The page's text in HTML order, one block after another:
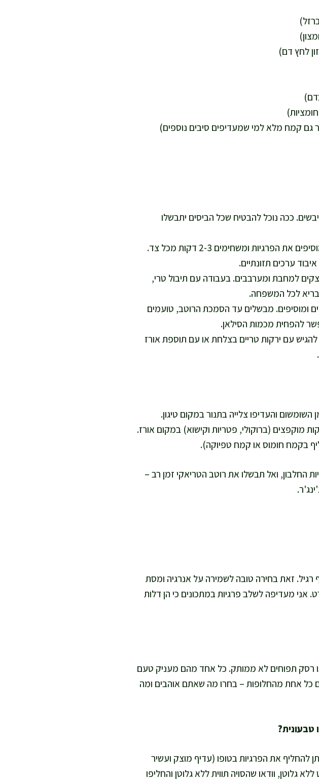
ככה נוכל להבטיח שכל הביסים יתבשלו
במחבת רחבה מחממים כף שמן שומשום על חום בינוני, מוסיפים את הפרגיות ומשחימים 2-3 דקות מכל צד.
ערכים תזונתיים.
למחבת ומערבבים. בעבודה עם תיבול טרי,
לכל המשפחה.
ומוסיפים. מבשלים עד הסמכת הרוטב, טועמים
להפחית מכמות הסילאן.
עם ירקות טריים בצלחת או עם תוספת אורז
והעדיפו צלייה בתנור במקום טיגון.
מוקפצים (ברוקולי, פטריות וקישוא) במקום אורז.
בקמח חומוס או קמח טפיוקה).
החלבון, ואל תבשלו את רוטב הטריאקי זמן רב –
רגיל. זאת בחירה טובה לשמירה על אנרגיה ומסת
אני מעדיפה לשלב פרגיות במתכונים כי הן דלות
רסק תפוחים לא ממותק. כל אחד מהם מעניק טעם
עם כל אחת מהחלופות – בחרו מה שאתם אוהבים ומה
להחליף את הפרגיות בטופו (עדיף מוצק ועשיר
וודאו שהסויה תווית ללא גלוטן והחליפו